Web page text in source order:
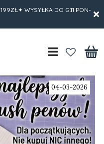
WYSYŁKA DO G.11 PON-
04-03-2026